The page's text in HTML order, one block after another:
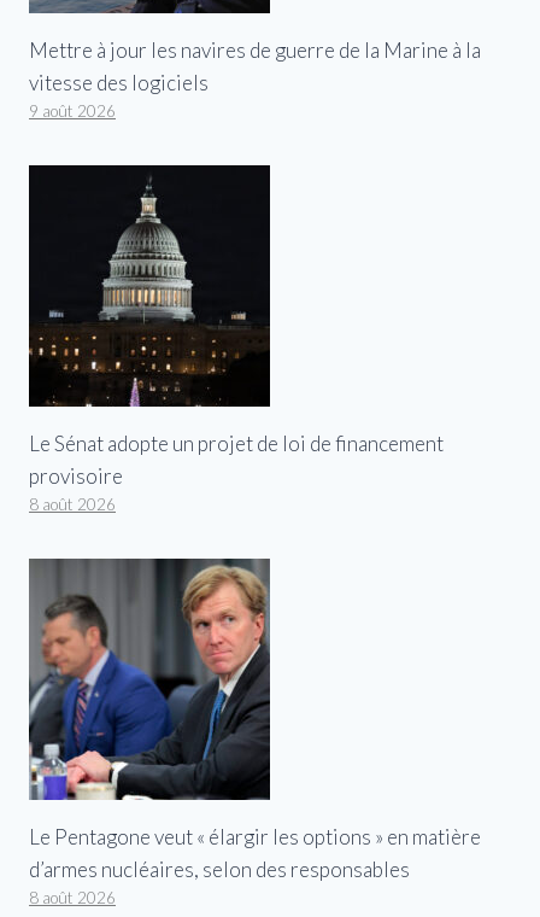
Mettre à jour les navires de guerre de la Marine à la
vitesse des logiciels
9 août 2026
Le Sénat adopte un projet de loi de financement
provisoire
8 août 2026
Le Pentagone veut « élargir les options » en matière
d’armes nucléaires, selon des responsables
8 août 2026